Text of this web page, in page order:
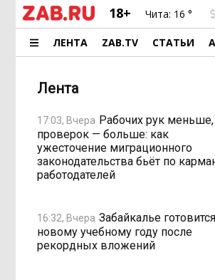
18+ Чита: 16 °
ЛЕНТА ZAB.TV СТАТЬИ
Лента
17:03, Вчера Рабочих рук меньше,
проверок — больше: как
ужесточение миграционного
законодательства бьёт по
работодателей
16:32, Вчера Забайкалье
новому учебному году после
рекордных вложений